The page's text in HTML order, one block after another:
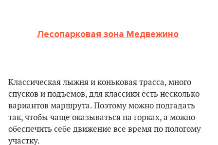
Лесопарковая зона Медвежино
Классическая лыжня и коньковая трасса, много
спусков и подъемов, для классики есть несколько
вариантов маршрута. Поэтому можно подгадать
так, чтобы чаще оказываться на горках, а можно
обеспечить себе движение все время по пологому
участку.